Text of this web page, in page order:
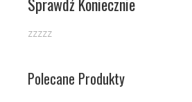
zzzzz
Polecane Produkty